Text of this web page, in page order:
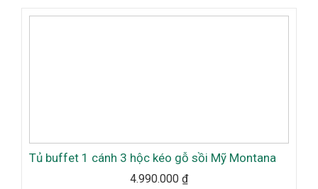
Tủ buffet 1 cánh 3 hộc kéo gỗ sồi Mỹ Montana
4.990.000 ₫